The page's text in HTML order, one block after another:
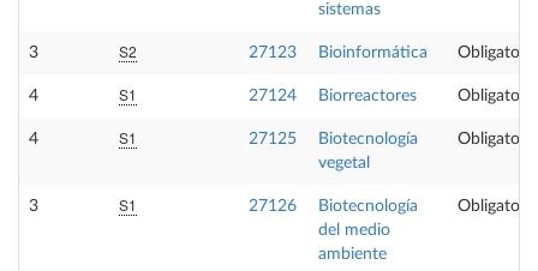
sistemas
3 S2 27123 Bioinformática Obligatoria
4 S1 27124 Biorreactores Obligatoria
4 S1 27125
Biotecnología
vegetal
Obligatoria
3 S1 27126
Biotecnología
del medio
ambiente
Obligatoria